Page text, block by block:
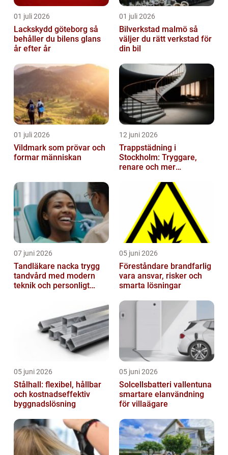
01 juli 2026
Lackskydd göteborg så
behåller du bilens glans
år efter år
01 juli 2026
Bilverkstad malmö så
väljer du rätt verkstad för
din bil
01 juli 2026
Vildmark som prövar och
formar människan
12 juni 2026
Trappstädning i
Stockholm: Tryggare,
renare och mer
07 juni 2026
Tandläkare nacka trygg
tandvård med modern
teknik och personligt
05 juni 2026
Föreståndare brandfarlig
vara ansvar, risker och
smarta lösningar
05 juni 2026
Stålhall: flexibel, hållbar
och kostnadseffektiv
byggnadslösning
05 juni 2026
Solcellsbatteri vallentuna
smartare elanvändning
för villaägare